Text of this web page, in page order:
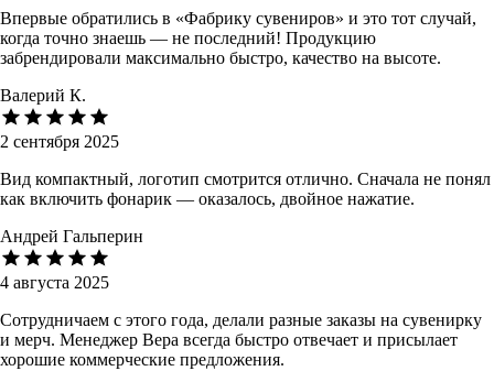
Впервые обратились в «Фабрику сувениров» и это тот случай,
когда точно знаешь — не последний! Продукцию
забрендировали максимально быстро, качество на высоте.
Валерий К.
2 сентября 2025
Вид компактный, логотип смотрится отлично. Сначала не понял
как включить фонарик — оказалось, двойное нажатие.
Андрей Гальперин
4 августа 2025
Сотрудничаем с этого года, делали разные заказы на сувенирку
и мерч. Менеджер Вера всегда быстро отвечает и присылает
хорошие коммерческие предложения.